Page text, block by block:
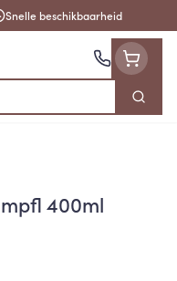
Snelle beschikbaarheid
Zoek
400ml